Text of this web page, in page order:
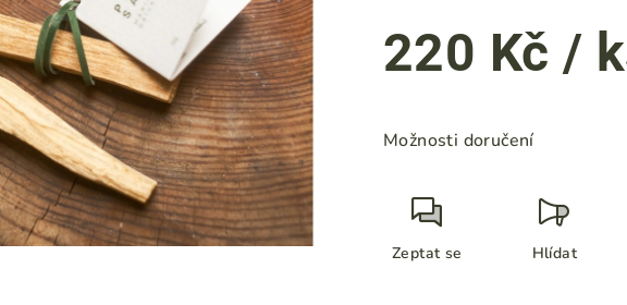
z
5
220 Kč /
cena:
Možnosti doručení
Zeptat se Hlídat